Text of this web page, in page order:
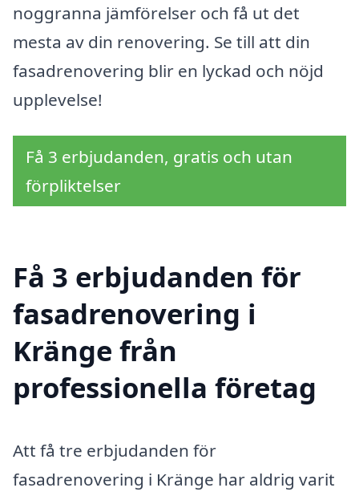
noggranna jämförelser och få ut det
mesta av din renovering. Se till att din
fasadrenovering blir en lyckad och nöjd
upplevelse!
Få 3 erbjudanden, gratis och utan
förpliktelser
Få 3 erbjudanden för
fasadrenovering i
Kränge från
professionella företag
Att få tre erbjudanden för
fasadrenovering i Kränge har aldrig varit